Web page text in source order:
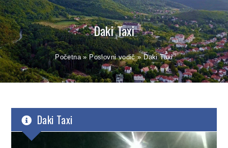
Daki Taxi
Početna»Poslovni vodič»Daki Taxi
Daki Taxi